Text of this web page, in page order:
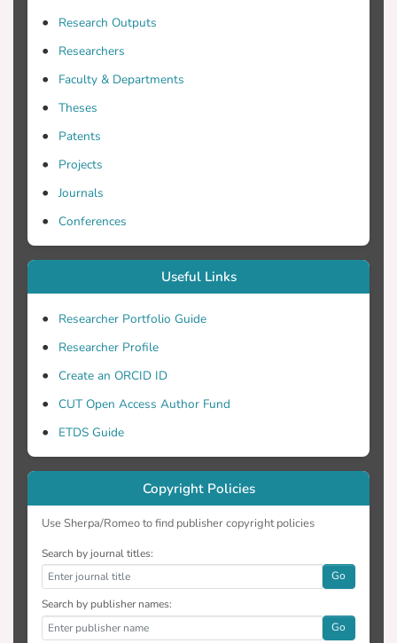
Research Outputs
Researchers
Faculty & Departments
Theses
Patents
Projects
Journals
Conferences
Useful Links
Researcher Portfolio Guide
Researcher Profile
Create an ORCID ID
CUT Open Access Author Fund
ETDS Guide
Copyright Policies
Use Sherpa/Romeo to find publisher copyright policies
Search by journal titles:
Go
Search by publisher names:
Go